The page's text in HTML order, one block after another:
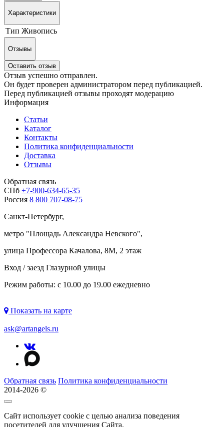
Характеристики
Тип Живопись
Отзывы
Оставить отзыв
Отзыв успешно отправлен.
Он будет проверен администратором перед публикацией.
Перед публикацией отзывы проходят модерацию
Информация
Статьи
Каталог
Контакты
Политика конфиденциальности
Доставка
Отзывы
Обратная связь
СПб +7-900-634-65-35
Россия 8 800 707-08-75
Санкт-Петербург,
метро "Площадь Александра Невского",
улица Профессора Качалова, 8М, 2 этаж
Вход / заезд Глазурной улицы
Режим работы: с 10.00 до 19.00 ежедневно
Показать на карте
ask@artangels.ru
Обратная связь Политика конфиденциальности
2014-2026 ©
Сайт использует cookie с целью анализа поведения
посетителей для улучшения Сайта.